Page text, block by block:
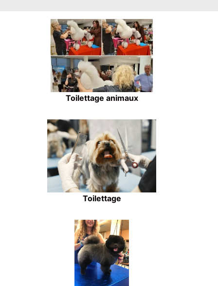
Toilettage animaux
Toilettage